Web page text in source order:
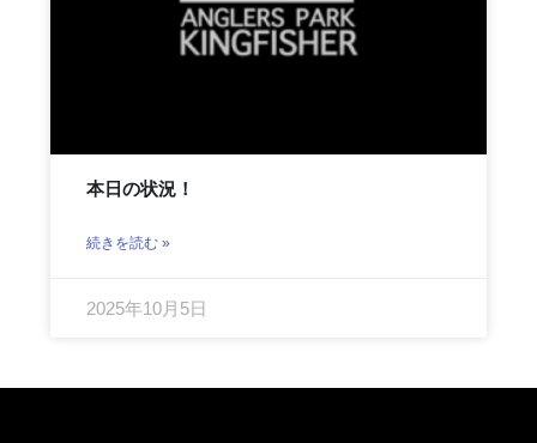
本日の状況！
続きを読む »
2025年10月5日